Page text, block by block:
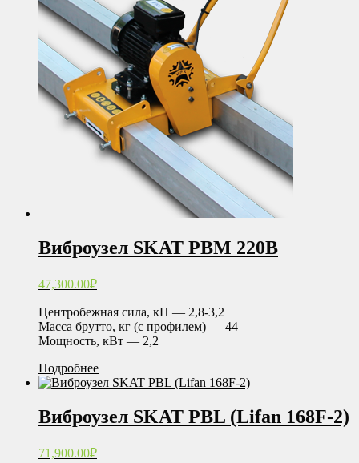
Виброузел SKAT РВМ 220В
47,300.00₽
Центробежная сила, кН — 2,8-3,2
Масса брутто, кг (с профилем) — 44
Мощность, кВт — 2,2
Подробнее
Виброузел SKAT РВL (Lifan 168F-2)
71,900.00₽